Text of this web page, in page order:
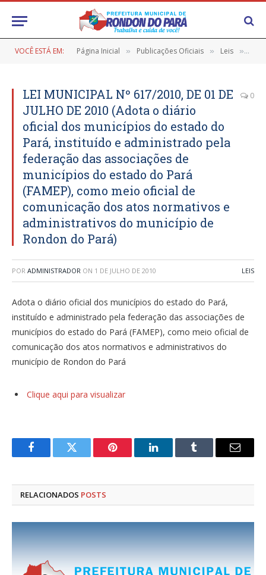
VOCÊ ESTÁ EM: Página Inicial » Publicações Oficiais » Leis »
LEI MUNICIPAL Nº 617/2010, DE 01 DE
JULHO DE 2010 (Adota o diário
oficial dos municípios do estado do
Pará, instituído e administrado pela
federação das associações de
municípios do estado do Pará
(FAMEP), como meio oficial de
comunicação dos atos normativos e
administrativos do município de
Rondon do Pará)
0
POR ADMINISTRADOR ON 1 DE JULHO DE 2010 LEIS
Adota o diário oficial dos municípios do estado do Pará,
instituído e administrado pela federação das associações de
municípios do estado do Pará (FAMEP), como meio oficial de
comunicação dos atos normativos e administrativos do
município de Rondon do Pará
Clique aqui para visualizar
FacebookTwitter Pinterest LinkedInTumblr
E-
RELACIONADOS POSTS